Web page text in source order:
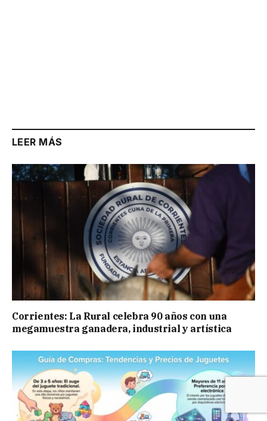
LEER MÁS
Corrientes: La Rural celebra 90 años con una
megamuestra ganadera, industrial y artística